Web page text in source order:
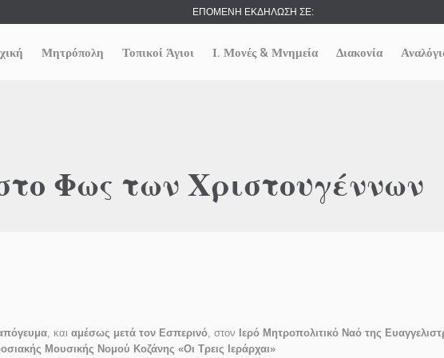
ΕΠΟΜΕΝΗ ΕΚΔΗΛΩΣΗ ΣΕ:
Μητρόπολη Τοπικοί Άγιοι Ι. Μονές & Μνημεία Διακονία
Φως των Χριστουγέννων
, και αμέσως μετά τον Εσπερινό , στον Ιερό Μητροπολιτικό Ναό της
Μουσικής Νομού Κοζάνης «Οι Τρεις Ιεράρχαι»